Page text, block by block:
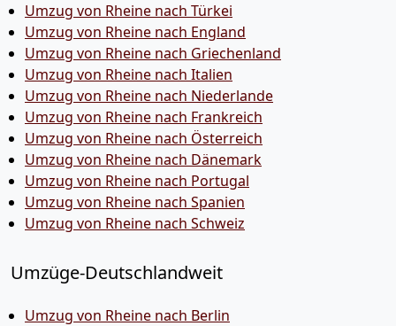
Umzug von Rheine nach Türkei
Umzug von Rheine nach England
Umzug von Rheine nach Griechenland
Umzug von Rheine nach Italien
Umzug von Rheine nach Niederlande
Umzug von Rheine nach Frankreich
Umzug von Rheine nach Österreich
Umzug von Rheine nach Dänemark
Umzug von Rheine nach Portugal
Umzug von Rheine nach Spanien
Umzug von Rheine nach Schweiz
Umzüge-Deutschlandweit
Umzug von Rheine nach Berlin